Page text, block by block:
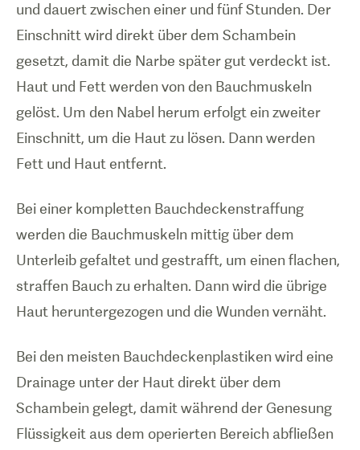
und dauert zwischen einer und fünf Stunden. Der
Einschnitt wird direkt über dem Schambein
gesetzt, damit die Narbe später gut verdeckt ist.
Haut und Fett werden von den Bauchmuskeln
gelöst. Um den Nabel herum erfolgt ein zweiter
Einschnitt, um die Haut zu lösen. Dann werden
Fett und Haut entfernt.
Bei einer kompletten Bauchdeckenstraffung
werden die Bauchmuskeln mittig über dem
Unterleib gefaltet und gestrafft, um einen flachen,
straffen Bauch zu erhalten. Dann wird die übrige
Haut heruntergezogen und die Wunden vernäht.
Bei den meisten Bauchdeckenplastiken wird eine
Drainage unter der Haut direkt über dem
Schambein gelegt, damit während der Genesung
Flüssigkeit aus dem operierten Bereich abfließen